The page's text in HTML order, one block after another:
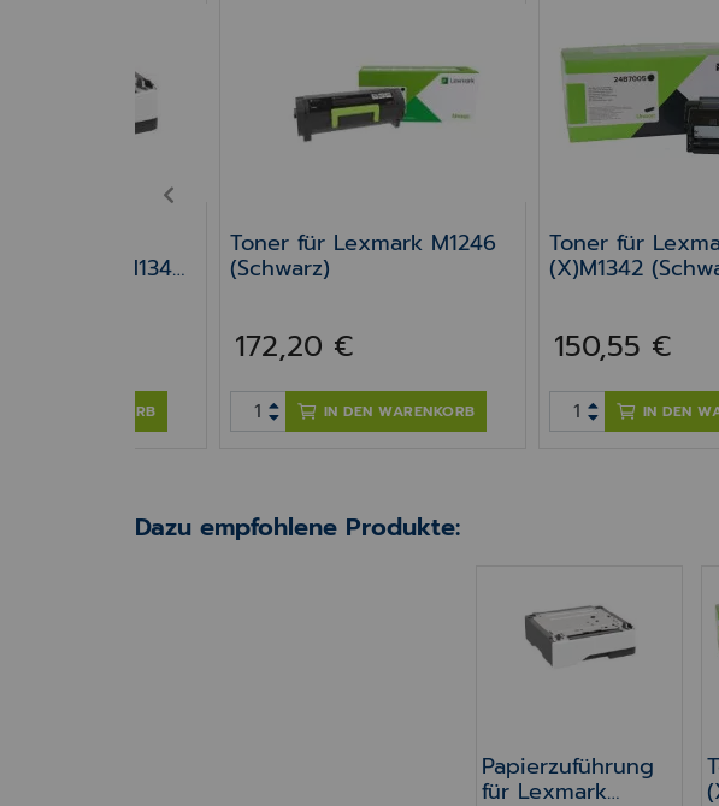
& XM1342,
IN DEN WARENKORB
Toner für Lexmark M1246
(Schwarz)
172,20 €
IN DEN WARENKORB
Toner für
(X)M1342
150,55 €
IN DEN
Dazu empfohlene Produkte:
Papierzuführung für
Papierzuführung
für Lexmark